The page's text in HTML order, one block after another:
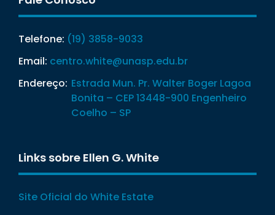
Telefone: (19) 3858-9033
Email: centro.white@unasp.edu.br
Endereço: Estrada Mun. Pr. Walter Boger Lagoa
Bonita – CEP 13448-900 Engenheiro
Coelho – SP
Links sobre Ellen G. White
Site Oficial do White Estate